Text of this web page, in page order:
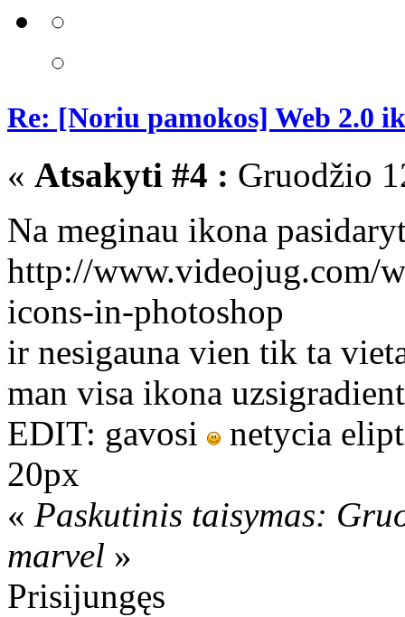
Re: [Noriu pamokos] Web 2.0
« Atsakyti #4 : Gruodžio
Na meginau ikona
http://www.videojug.com/
icons-in-photoshop
ir nesigauna vien tik ta
man visa ikona
EDIT: gavosi
netycia
20px
« Paskutinis taisymas:
marvel »
Prisijungęs